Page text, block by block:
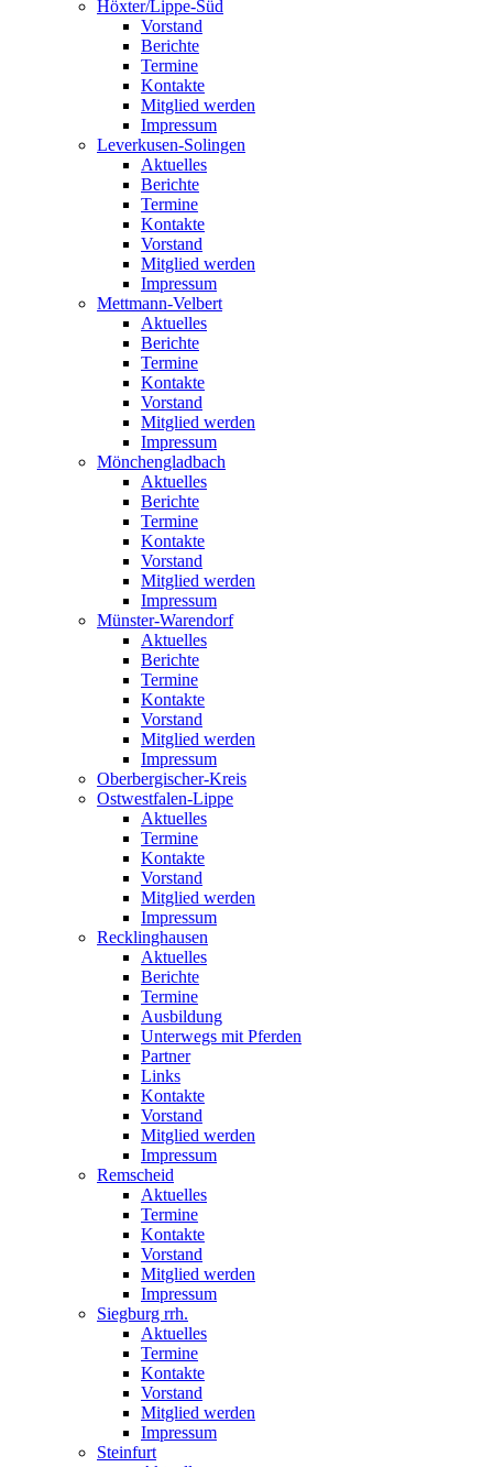
Höxter/Lippe-Süd
Vorstand
Berichte
Termine
Kontakte
Mitglied werden
Impressum
Leverkusen-Solingen
Aktuelles
Berichte
Termine
Kontakte
Vorstand
Mitglied werden
Impressum
Mettmann-Velbert
Aktuelles
Berichte
Termine
Kontakte
Vorstand
Mitglied werden
Impressum
Mönchengladbach
Aktuelles
Berichte
Termine
Kontakte
Vorstand
Mitglied werden
Impressum
Münster-Warendorf
Aktuelles
Berichte
Termine
Kontakte
Vorstand
Mitglied werden
Impressum
Oberbergischer-Kreis
Ostwestfalen-Lippe
Aktuelles
Termine
Kontakte
Vorstand
Mitglied werden
Impressum
Recklinghausen
Aktuelles
Berichte
Termine
Ausbildung
Unterwegs mit Pferden
Partner
Links
Kontakte
Vorstand
Mitglied werden
Impressum
Remscheid
Aktuelles
Termine
Kontakte
Vorstand
Mitglied werden
Impressum
Siegburg rrh.
Aktuelles
Termine
Kontakte
Vorstand
Mitglied werden
Impressum
Steinfurt